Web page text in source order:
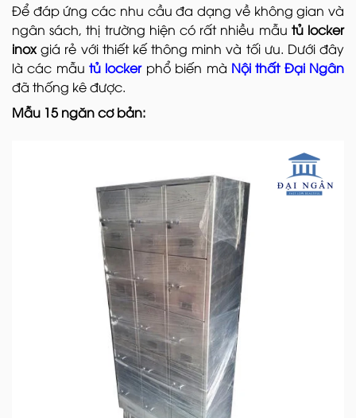
Để đáp ứng các nhu cầu đa dạng về không gian và
ngân sách, thị trường hiện có rất nhiều mẫu tủ locker
inoxgiá rẻ với thiết kế thông minh và tối ưu. Dưới đây
là các mẫutủ locker phổ biến mà Nội thất Đại Ngân
đã thống kê được.
Mẫu 15 ngăn cơ bản: